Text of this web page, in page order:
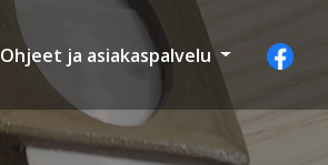
Ohjeet ja asiakaspalvelu